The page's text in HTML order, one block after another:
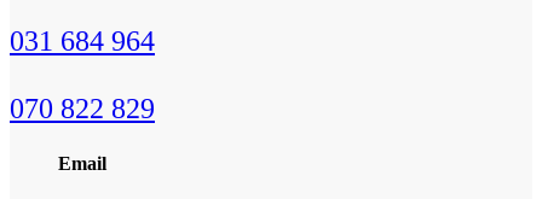
031 684 964
070 822 829
Email